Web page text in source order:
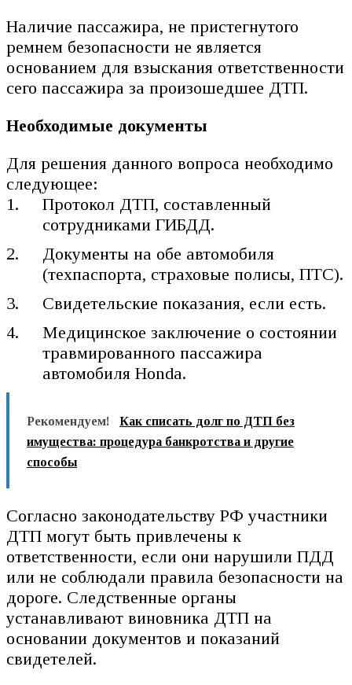
Наличие пассажира, не пристегнутого
ремнем безопасности не является
основанием для взыскания ответственности
сего пассажира за произошедшее ДТП.
Необходимые документы
Для решения данного вопроса необходимо
следующее:
Протокол ДТП, составленный
сотрудниками ГИБДД.
Документы на обе автомобиля
(техпаспорта, страховые полисы, ПТС).
Свидетельские показания, если есть.
Медицинское заключение о состоянии
травмированного пассажира
автомобиля Honda.
Рекомендуем!
Как списать долг по ДТП без
имущества: процедура банкротства и другие
способы
Согласно законодательству РФ участники
ДТП могут быть привлечены к
ответственности, если они нарушили ПДД
или не соблюдали правила безопасности на
дороге. Следственные органы
устанавливают виновника ДТП на
основании документов и показаний
свидетелей.